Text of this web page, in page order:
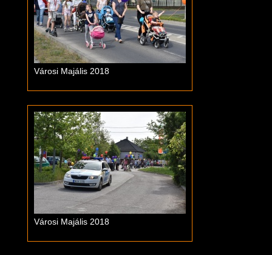
Városi Majális 2018
Városi Majális 2018